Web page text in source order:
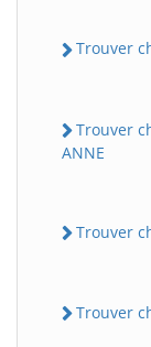
Trouver
Trouver
ANNE
Trouver
Trouver